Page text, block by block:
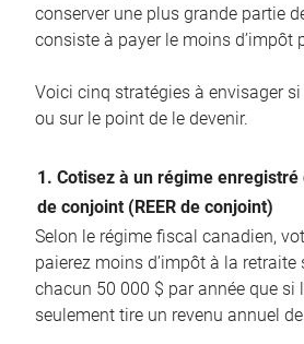
conserver une plus grande partie
consiste à payer le moins d’impôt
Voici cinq stratégies à envisager
ou sur le point de le devenir.
1. Cotisez à un régime enregistré
de conjoint (REER de conjoint)
Selon le régime fiscal canadien,
paierez moins d’impôt à la
chacun 50 000 $ par année que si
seulement tire un revenu annuel